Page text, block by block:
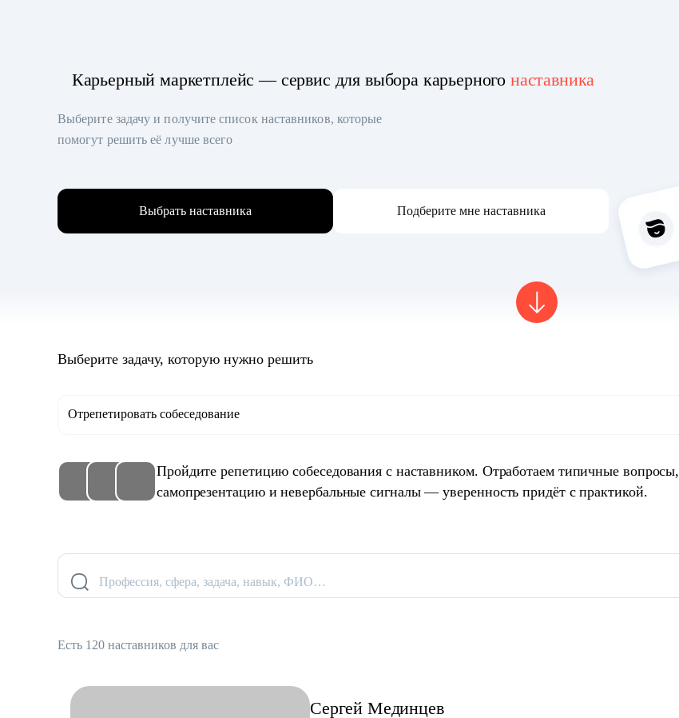
Карьерный маркетплейс — сервис для выбора карьерного наставника
Выберите задачу и получите список наставников, которые
помогут решить её лучше всего
Выбрать наставника Подберите мне наставника
Выберите задачу, которую нужно решить
Отрепетировать собеседование
Пройдите репетицию собеседования с наставником. Отработаем типичные вопросы,
самопрезентацию и невербальные сигналы — уверенность придёт с практикой.
Профессия, сфера, задача, навык, ФИО…
Есть 120 наставников для вас
Сергей Мединцев